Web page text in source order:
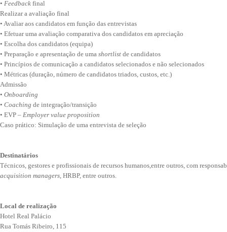
• Feedback final
Realizar a avaliação final
• Avaliar aos candidatos em função das entrevistas
• Efetuar uma avaliação comparativa dos candidatos em apreciação
• Escolha dos candidatos (equipa)
• Preparação e apresentação de uma shortlist de candidatos
• Princípios de comunicação a candidatos selecionados e não selecionados
• Métricas (duração, número de candidatos triados, custos, etc.)
Admissão
• Onboarding
• Coaching de integração/transição
• EVP – Employer value proposition
Caso prático: Simulação de uma entrevista de seleção
Destinatários
Técnicos, gestores e profissionais de recursos humanos,entre outros, com
acquisition managers, HRBP, entre outros.
Local de realização
Hotel Real Palácio
Rua Tomás Ribeiro, 115